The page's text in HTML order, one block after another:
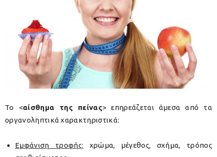
Το <αίσθημα της πείνας> επηρεάζεται άμεσα από τα
οργανοληπτικά χαρακτηριστικά:
Εμφάνιση τροφής: χρώμα, μέγεθος, σχήμα, τρόπος